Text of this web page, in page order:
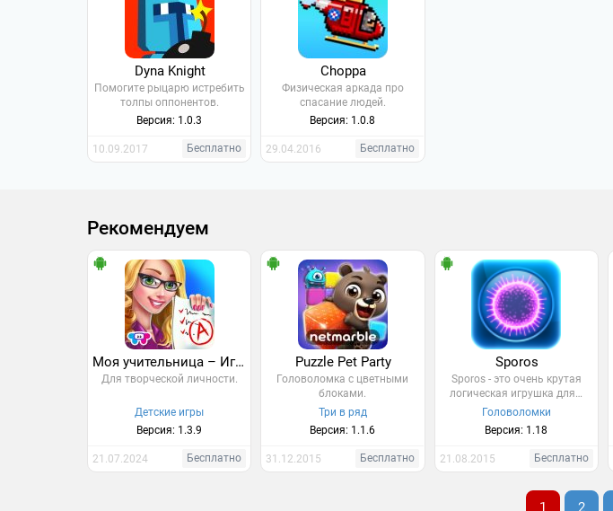
Dyna Knight
Помогите рыцарю истребить
толпы оппонентов.
Версия: 1.0.3
10.09.2017 Бесплатно
Choppa
Физическая аркада про
спасание людей.
Версия: 1.0.8
29.04.2016 Бесплатно
Рекомендуем
Моя учительница – Игра в школу
Для творческой личности.
Детские игры
Версия: 1.3.9
21.07.2024 Бесплатно
Puzzle Pet Party
Головоломка с цветными
блоками.
Три в ряд
Версия: 1.1.6
31.12.2015 Бесплатно
Sporos
Sporos - это очень крутая
логическая игрушка для…
Головоломки
Версия: 1.18
21.08.2015 Бесплатно
1 2